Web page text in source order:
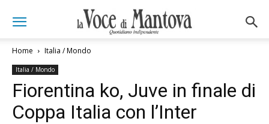
Home Italia / Mondo
Italia / Mondo
Fiorentina ko, Juve in finale di
Coppa Italia con l’Inter